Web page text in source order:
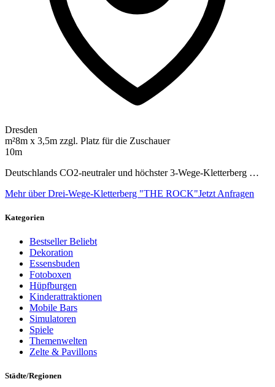
Dresden
m²8m x 3,5m zzgl. Platz für die Zuschauer
10m
Deutschlands CO2-neutraler und höchster 3-Wege-Kletterberg …
Mehr über Drei-Wege-Kletterberg "THE ROCK"Jetzt Anfragen
Kategorien
BestsellerBeliebt
Dekoration
Essensbuden
Fotoboxen
Hüpfburgen
Kinderattraktionen
Mobile Bars
Simulatoren
Spiele
Themenwelten
Zelte & Pavillons
Städte/Regionen